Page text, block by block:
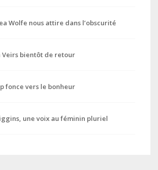
Wolfe nous attire dans l’obscurité
Veirs bientôt de retour
fonce vers le bonheur
une voix au féminin pluriel